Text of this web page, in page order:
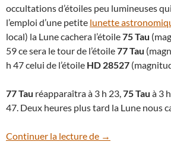
occultations d’étoiles peu lumineuses
l’emploi d’une petite lunette
local) la Lune cachera l’étoile75 Tau
59 ce sera le tour de l’étoile77 Tau
h 47 celui de l’étoile HD 28527
77 Tau réapparaîtra à 3 h 23, 75 Tau à 3
47. Deux heures plus tard la Lune nous
Continuer la lecture de La Lune occulte
→